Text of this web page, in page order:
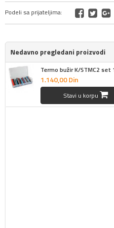
Podeli sa prijateljima:
Nedavno pregledani proizvodi
Termo bužir K/STMC2 set
1.140,00Din
Stavi u korpu